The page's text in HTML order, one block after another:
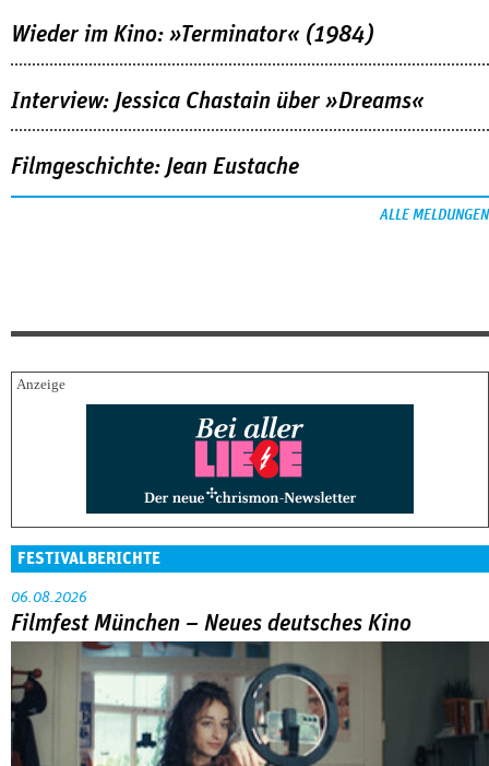
Wieder im Kino: »Terminator« (1984)
Interview: Jessica Chastain über »Dreams«
Filmgeschichte: Jean Eustache
ALLE MELDUNGEN
FESTIVALBERICHTE
06.08.2026
Filmfest München – Neues deutsches Kino